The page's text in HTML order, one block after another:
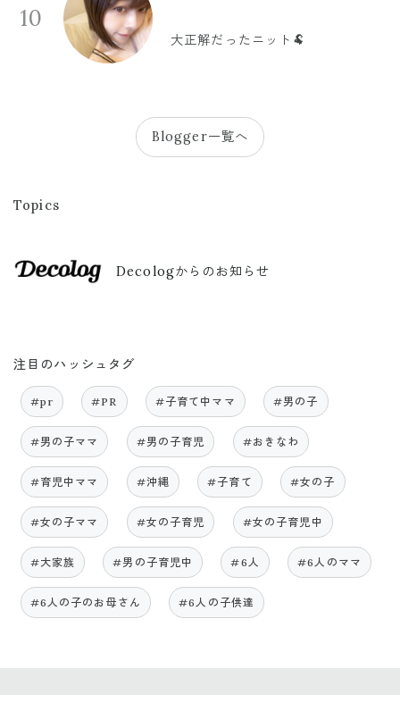
10
大正解だったニット🐏
Blogger一覧へ
Topics
Decologからのお知らせ
注目のハッシュタグ
#pr #PR #子育て中ママ #男の子
#男の子ママ #男の子育児 #おきなわ
#育児中ママ #沖縄 #子育て #女の子
#女の子ママ #女の子育児 #女の子育児中
#大家族 #男の子育児中 #6人 #6人のママ
#6人の子のお母さん #6人の子供達